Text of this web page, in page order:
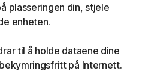
plasseringen din, stjele
enheten.
til å holde dataene dine
på Internett.